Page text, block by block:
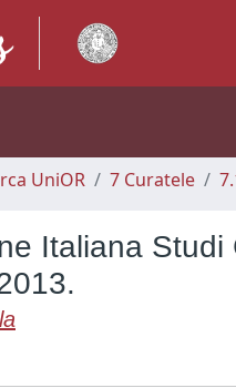
UniOR 7 Curatele
Italiana